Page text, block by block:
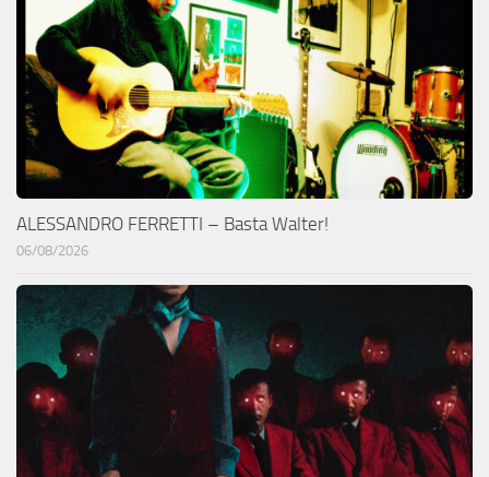
ALESSANDRO FERRETTI – Basta Walter!
06/08/2026